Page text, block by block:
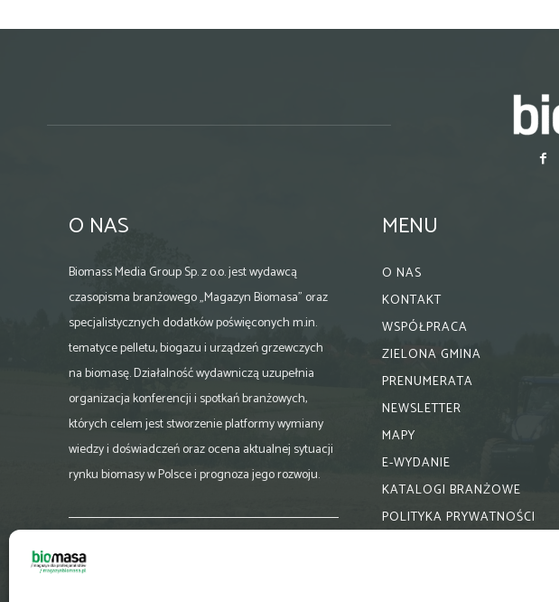
O NAS
Biomass Media Group Sp. z o.o. jest wydawcą
czasopisma branżowego „Magazyn Biomasa” oraz
specjalistycznych dodatków poświęconych m.in.
tematyce pelletu, biogazu i urządzeń grzewczych
na biomasę. Działalność wydawniczą uzupełnia
organizacja konferencji i spotkań branżowych,
których celem jest stworzenie platformy wymiany
wiedzy i doświadczeń oraz ocena aktualnej sytuacji
rynku biomasy w Polsce i prognoza jego rozwoju.
biuro@magazynbiomasa.pl
MENU
O NAS
KONTAKT
WSPÓŁPRACA
ZIELONA GMINA
PRENUMERATA
NEWSLETTER
MAPY
E-WYDANIE
KATALOGI BRANŻOWE
POLITYKA PRYWATNOŚCI